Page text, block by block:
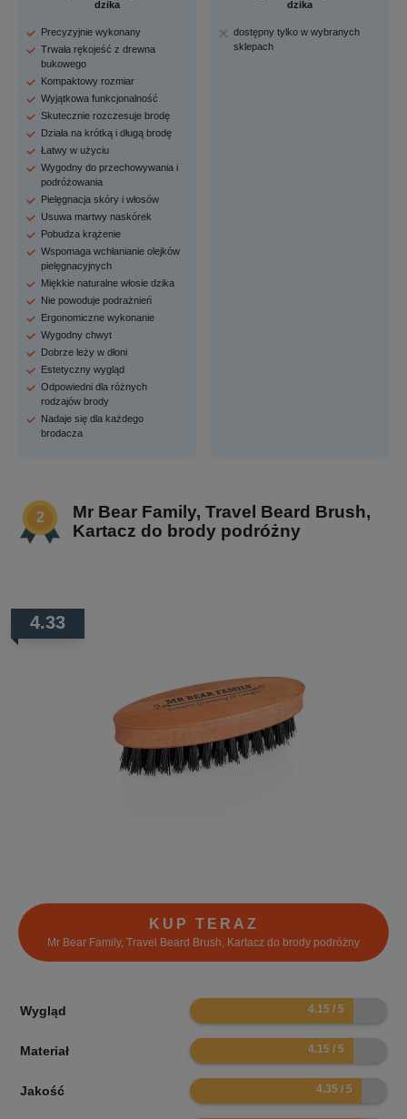
dzika
Precyzyjnie wykonany
Trwała rękojeść z drewna
bukowego
Kompaktowy rozmiar
Wyjątkowa funkcjonalność
Skutecznie rozczesuje brodę
Działa na krótką i długą brodę
Łatwy w użyciu
Wygodny do przechowywania i
podróżowania
Pielęgnacja skóry i włosów
Usuwa martwy naskórek
Pobudza krążenie
Wspomaga wchłanianie olejków
pielęgnacyjnych
Miękkie naturalne włosie dzika
Nie powoduje podrażnień
Ergonomiczne wykonanie
Wygodny chwyt
Dobrze leży w dłoni
Estetyczny wygląd
Odpowiedni dla różnych
rodzajów brody
Nadaje się dla każdego
brodacza
dzika
dostępny tylko w wybranych
sklepach
Mr Bear Family, Travel Beard Brush,
Kartacz do brody podróżny
4.33
KUP TERAZ
Mr Bear Family, Travel Beard Brush, Kartacz do brody podróżny
Wygląd 8.3
Materiał 8.3
Jakość 8.7